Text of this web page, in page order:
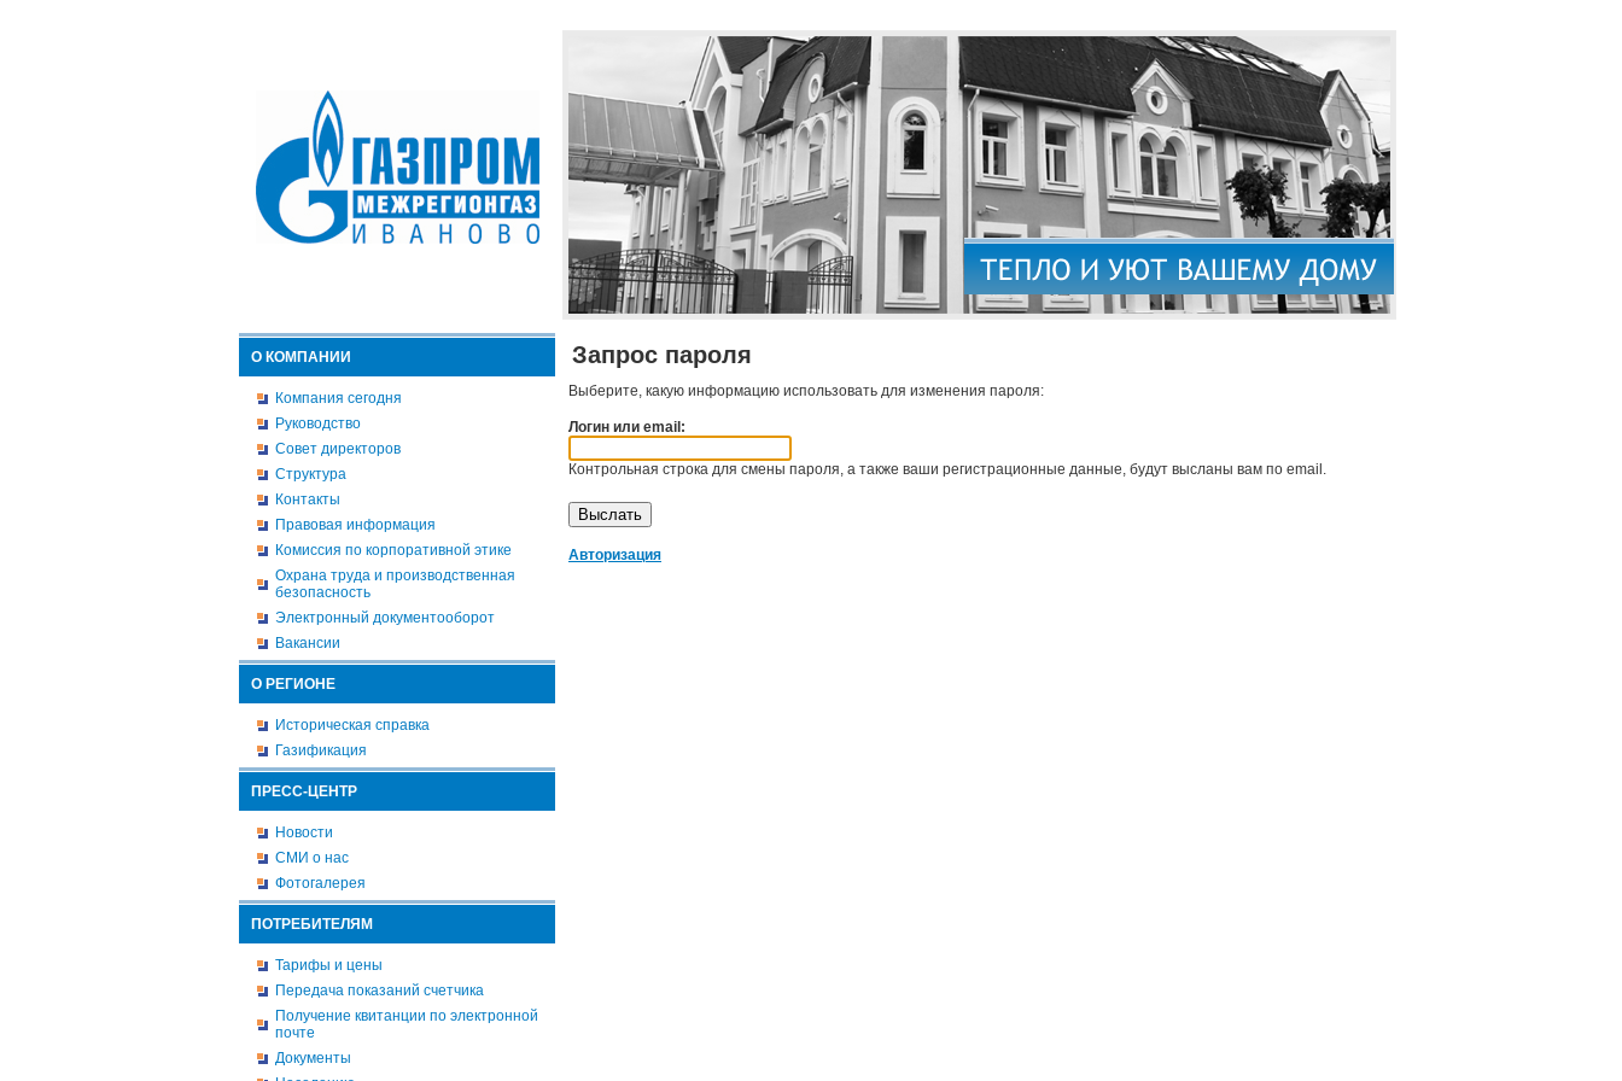
О КОМПАНИИ
Компания сегодня
Руководство
Совет директоров
Структура
Контакты
Правовая информация
Комиссия по корпоративной этике
Охрана труда и производственная
безопасность
Электронный документооборот
Вакансии
О РЕГИОНЕ
Историческая справка
Газификация
ПРЕСС-ЦЕНТР
Новости
СМИ о нас
Фотогалерея
ПОТРЕБИТЕЛЯМ
Тарифы и цены
Передача показаний счетчика
Получение квитанции по электронной
почте
Документы
Запрос пароля
Выберите, какую информацию использовать для изменения пароля:
Логин или email:
Контрольная строка для смены пароля, а также ваши регистрационные данные, будут высланы вам по email.
Авторизация